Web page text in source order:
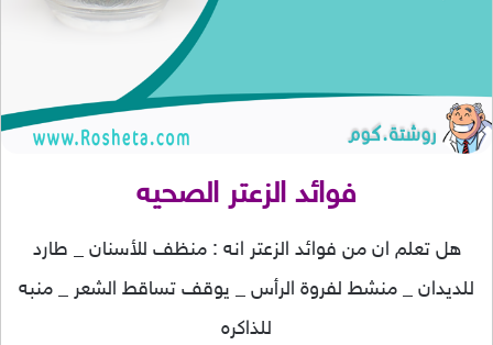
فوائد الزعتر الصحيه
هل تعلم ان من فوائد الزعتر انه : منظف للأسنان _ طارد
للديدان _ منشط لفروة الرأس _ يوقف تساقط الشعر _ منبه
للذاكره